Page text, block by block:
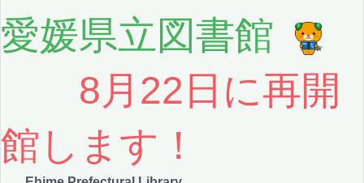
愛媛県立図書館
8月22日に再開
館します！